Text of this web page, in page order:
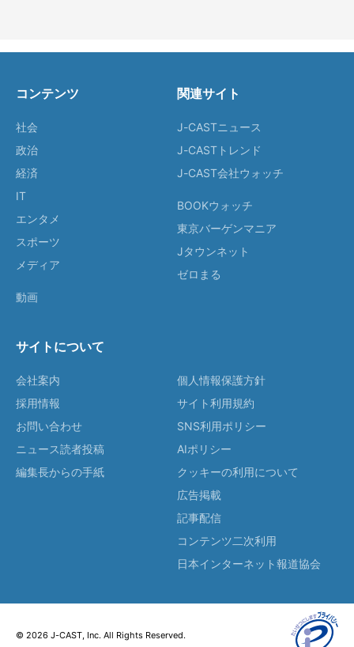
コンテンツ
社会
政治
経済
IT
エンタメ
スポーツ
メディア
動画
関連サイト
J-CASTニュース
J-CASTトレンド
J-CAST会社ウォッチ
BOOKウォッチ
東京バーゲンマニア
Jタウンネット
ゼロまる
サイトについて
会社案内
採用情報
お問い合わせ
ニュース読者投稿
編集長からの手紙
個人情報保護方針
サイト利用規約
SNS利用ポリシー
AIポリシー
クッキーの利用について
広告掲載
記事配信
コンテンツ二次利用
日本インターネット報道協会
© 2026 J-CAST, Inc. All Rights Reserved.